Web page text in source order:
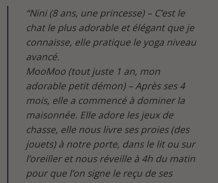
“Nini (8 ans, une princesse) – C’est le
chat le plus adorable et élégant que je
connaisse, elle pratique le yoga niveau
avancé.
MooMoo (tout juste 1 an, mon
adorable petit démon) – Après ses 4
mois, elle a commencé à dominer la
maisonnée. Elle adore les jeux de
chasse, elle nous livre ses proies (des
jouets) à notre porte, dans le lit ou sur
l’oreiller et nous réveille à 4h du matin
pour que l’on signe le reçu de ses